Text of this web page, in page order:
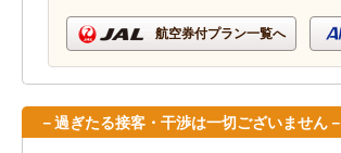
航空券付プラン一覧へ
－過ぎたる接客・干渉は一切ございません－